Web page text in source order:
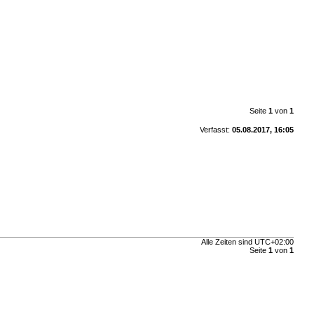
Seite 1von 1
Verfasst: 05.08.2017, 16:05
Alle Zeiten sind UTC+02:00
Seite 1von 1